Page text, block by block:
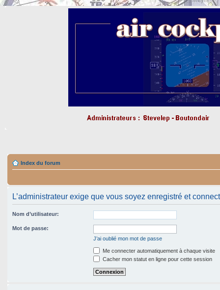
Index du forum
L’administrateur exige que vous soyez enregistré et
Nom d’utilisateur:
Mot de passe:
J’ai oublié mon mot de passe
Me connecter automatiquement à chaque visite
Cacher mon statut en ligne pour cette session